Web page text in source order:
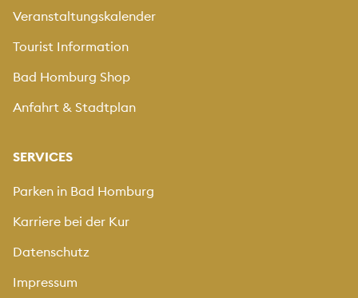
Veranstaltungskalender
Tourist Information
Bad Homburg Shop
Anfahrt & Stadtplan
SERVICES
Parken in Bad Homburg
Karriere bei der Kur
Datenschutz
Impressum